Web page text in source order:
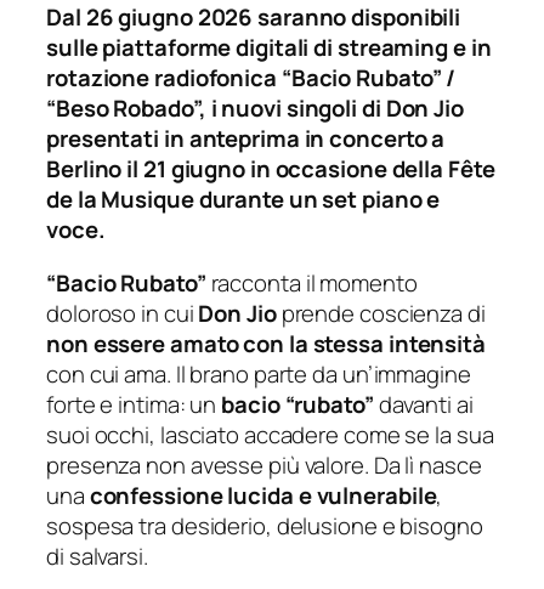
Dal 26 giugno 2026 saranno disponibili
sulle piattaforme digitali di streaming e in
rotazione radiofonica “Bacio Rubato” /
“Beso Robado”, i nuovi singoli di Don Jio
presentati in anteprima in concerto a
Berlino il 21 giugno in occasione della Fête
de la Musique durante un set piano e
voce.
“Bacio Rubato” racconta il momento
doloroso in cuiDon Jioprende coscienza di
non essere amato con la stessa intensità
con cui ama. Il brano parte da un’immagine
forte e intima: un bacio“rubato”davanti ai
suoi occhi, lasciato accadere come se la sua
presenza non avesse più valore. Da lì nasce
unaconfessione lucida e vulnerabile,
sospesa tra desiderio, delusione e bisogno
di salvarsi.